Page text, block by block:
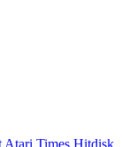
Atari Times Hitdisk